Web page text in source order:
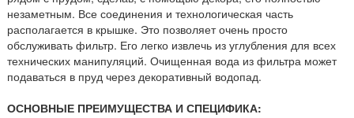
незаметным. Все соединения и технологическая часть
располагается в крышке. Это позволяет очень просто
обслуживать фильтр. Его легко извлечь из углубления для всех
технических манипуляций. Очищенная вода из фильтра может
подаваться в пруд через декоративный водопад.
ОСНОВНЫЕ ПРЕИМУЩЕСТВА И СПЕЦИФИКА: